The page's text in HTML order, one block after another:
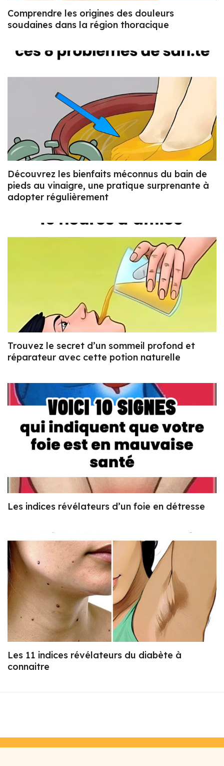
Comprendre les origines des douleurs
soudaines dans la région thoracique
Découvrez les bienfaits méconnus du bain de
pieds au vinaigre, une pratique surprenante à
adopter régulièrement
Trouvez le secret d’un sommeil profond et
réparateur avec cette potion naturelle
Les indices révélateurs d’un foie en détresse
Les 11 indices révélateurs du diabète à
connaitre